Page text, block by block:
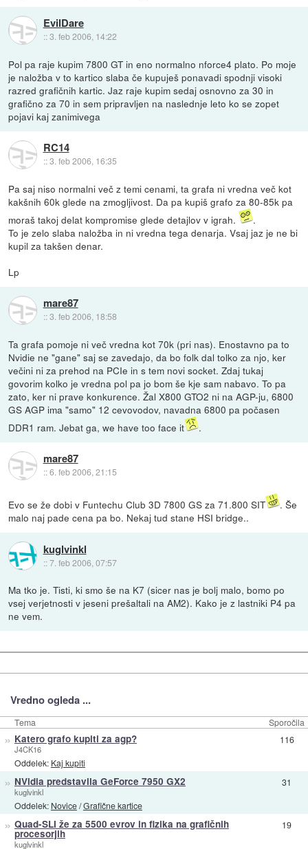
EvilDare
::3. feb 2006, 14:22
Pol pa raje kupim 7800 GT in eno normalno nforce4 plato. Po moje
je naložba v to kartico slaba če kupuješ ponavadi spodnji visoki
razred grafičnih kartic. Jaz raje kupim sedaj osnovno za 30 in
grafično za 70 in sem pripravljen na naslednje leto ko se zopet
pojavi kaj zanimivega
RC14
::3. feb 2006, 16:35
Pa saj niso normalni več z temi cenami, ta grafa ni vredna več kot
kakšnih 60k glede na zmogljivost. Da pa kupiš grafo za 80-85k pa
moraš takoj delat kompromise glede detajlov v igrah.
.
To je zelo slaba naložba in ni vredna tega denarja. Vsaj jaz je ne bi
kupil za takšen denar.
Lp
mare87
::3. feb 2006, 18:58
Ta grafa pomoje ni več vredna kot 70k (pri nas). Enostavno pa to
Nvidie ne "gane" saj se zavedajo, da bo folk dal tolko za njo, ker
večini ni za prehod na PCIe in s tem novi socket. Zdaj tukaj
govorim kolko je vredna pol pa jo bom še kje sam nabavo. To pa
zato, ker ni prave konkurence. Žal X800 GTO2 ni na AGP-ju, 6800
GS AGP ima "samo" 12 cevovodov, navadna 6800 pa počasen
DDR1 ram. Jebat ga, we have too face it
.
mare87
::6. feb 2006, 21:15
Evo se že dobi v Funtechu Club 3D 7800 GS za 71.800 SIT
. Še
malo naj pade cena pa bo. Nekaj tud stane HSI bridge..
kuglvinkl
::7. feb 2006, 07:57
Ma tko je. Tisti, ki smo še na K7 (sicer nas je bolj malo, bomo po
vsej verjetnosti v jeseni prešaltali na AM2). Kako je z lastniki P4 pa
ne vem.
Vredno ogleda ...
Tema Sporočila
» Katero grafo kupiti za agp?
J4CK16
Oddelek: Kaj kupiti
116
» NVidia predstavila GeForce 7950 GX2
kuglvinkl
Oddelek: Novice/Grafične kartice
31
» Quad-SLI že za 5500 evrov in fizika na grafičnih
procesorjih
kuglvinkl
19